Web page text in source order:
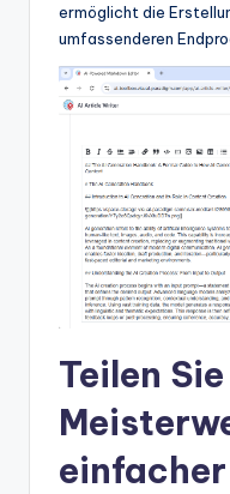
ermöglicht die
umfassenderen
Teilen